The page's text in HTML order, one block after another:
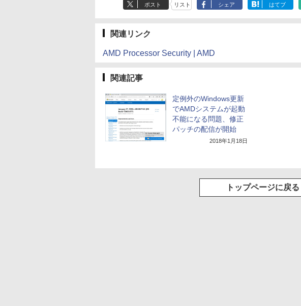
ポスト リスト シェア はてブ
関連リンク
AMD Processor Security | AMD
関連記事
定例外のWindows更新
でAMDシステムが起動
不能になる問題、修正
パッチの配信が開始
2018年1月18日
トップページに戻る